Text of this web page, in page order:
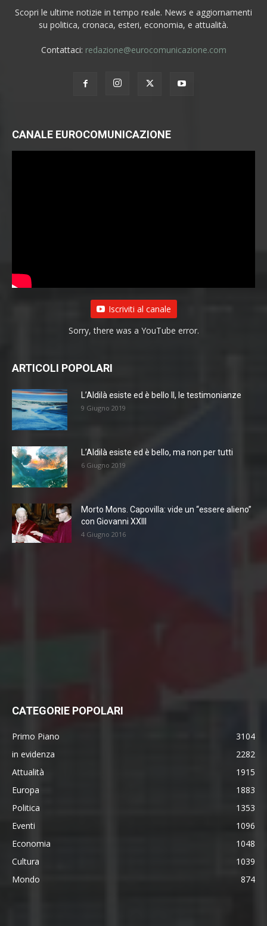
Scopri le ultime notizie in tempo reale. News e aggiornamenti
su politica, cronaca, esteri, economia, e attualità.
Contattaci: redazione@eurocomunicazione.com
CANALE EUROCOMUNICAZIONE
Iscriviti al canale
Sorry, there was a YouTube error.
ARTICOLI POPOLARI
L’Aldilà esiste ed è bello II, le testimonianze
9 Giugno 2019
L’Aldilà esiste ed è bello, ma non per tutti
6 Giugno 2019
Morto Mons. Capovilla: vide un “essere alieno”
con Giovanni XXIII
4 Giugno 2016
CATEGORIE POPOLARI
Primo Piano
3104
in evidenza
2282
Attualità
1915
Europa
1883
Politica
1353
Eventi
1096
Economia
1048
Cultura
1039
Mondo
874